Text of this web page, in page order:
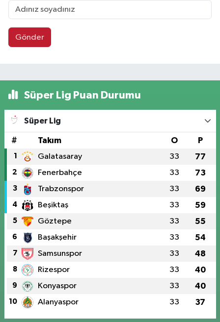
Gönder
Süper Lig Puan Durumu
Süper Lig
# Takım O P
1 Galatasaray 33 77
2 Fenerbahçe 33 73
3 Trabzonspor 33 69
4 Beşiktaş 33 59
5 Göztepe 33 55
6 Başakşehir 33 54
7 Samsunspor 33 48
8 Rizespor 33 40
9 Konyaspor 33 40
10 Alanyaspor 33 37